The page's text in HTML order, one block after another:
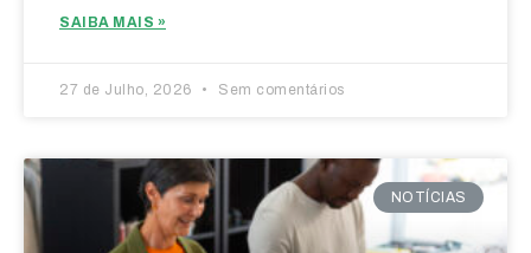
SAIBA MAIS »
27 de Julho, 2026 Sem comentários
NOTÍCIAS